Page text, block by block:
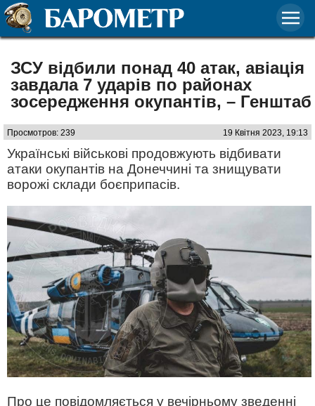
ЗСУ відбили понад 40 атак, авіація
завдала 7 ударів по районах
зосередження окупантів, – Генштаб
Просмотров: 239 19 Квітня 2023, 19:13
Українські військові продовжують відбивати
атаки окупантів на Донеччині та знищувати
ворожі склади боєприпасів.
Про це повідомляється у вечірньому зведенні